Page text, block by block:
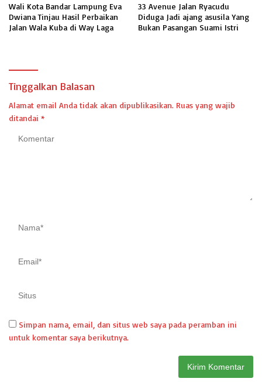
Wali Kota Bandar Lampung Eva
Dwiana Tinjau Hasil Perbaikan
Jalan Wala Kuba di Way Laga
33 Avenue Jalan Ryacudu
Diduga Jadi ajang asusila Yang
Bukan Pasangan Suami Istri
Tinggalkan Balasan
Alamat email Anda tidak akan dipublikasikan. Ruas yang wajib
ditandai *
Simpan nama, email, dan situs web saya pada peramban ini
untuk komentar saya berikutnya.